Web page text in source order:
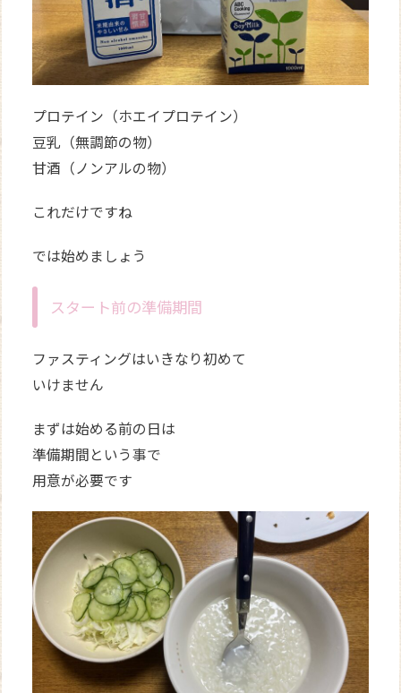
プロテイン（ホエイプロテイン）
豆乳（無調節の物）
甘酒（ノンアルの物）
これだけですね
では始めましょう
スタート前の準備期間
ファスティングはいきなり初めて
いけません
まずは始める前の日は
準備期間という事で
用意が必要です